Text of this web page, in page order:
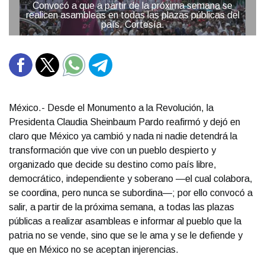
Convocó a que a partir de la próxima semana se
realicen asambleas en todas las plazas públicas del
país. Cortesía.
México.- Desde el Monumento a la Revolución, la
Presidenta Claudia Sheinbaum Pardo reafirmó y dejó en
claro que México ya cambió y nada ni nadie detendrá la
transformación que vive con un pueblo despierto y
organizado que decide su destino como país libre,
democrático, independiente y soberano —el cual colabora,
se coordina, pero nunca se subordina—; por ello convocó a
salir, a partir de la próxima semana, a todas las plazas
públicas a realizar asambleas e informar al pueblo que la
patria no se vende, sino que se le ama y se le defiende y
que en México no se aceptan injerencias.